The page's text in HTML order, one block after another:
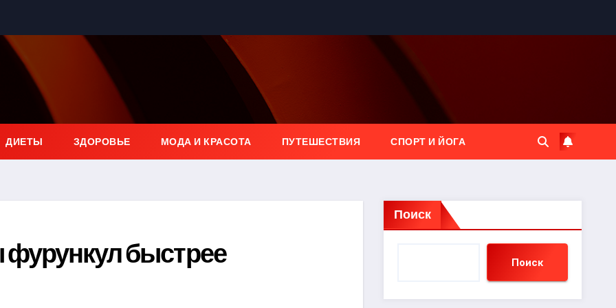
ДИЕТЫ ЗДОРОВЬЕ МОДА И КРАСОТА ПУТЕШЕСТВИЯ СПОРТ И ЙОГА
фурункул быстрее
Поиск
Поиск